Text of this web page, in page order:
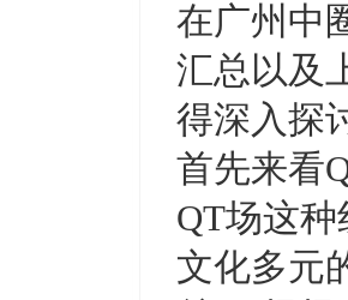
在广州中
汇总以及
得深入探
首先来看
QT场这
文化多元